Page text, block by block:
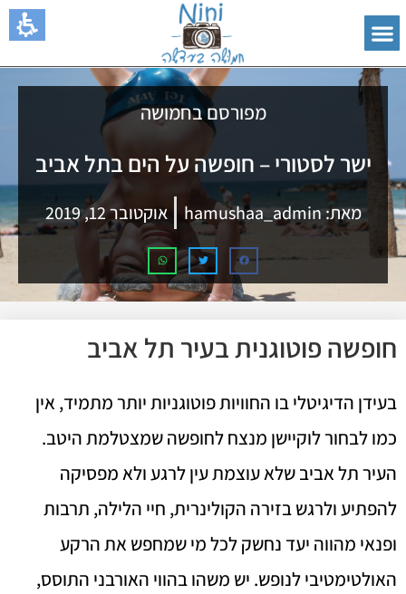
מפורסם בחמושה
ישר לסטורי – חופשה על הים בתל אביב
מאת:hamushaa_admin אוקטובר 12, 2019
חופשה פוטוגנית בעיר תל אביב
בעידן הדיגיטלי בו החוויות פוטוגניות יותר מתמיד, אין
כמו לבחור לוקיישן מנצח לחופשה שמצטלמת היטב.
העיר תל אביב שלא עוצמת עין לרגע ולא מפסיקה
להפתיע ולרגש בזירה הקולינרית, חיי הלילה, תרבות
ופנאי מהווה יעד נחשק לכל מי שמחפש את הרקע
האולטימטיבי לנופש. יש משהו בהווי האורבני התוסס,